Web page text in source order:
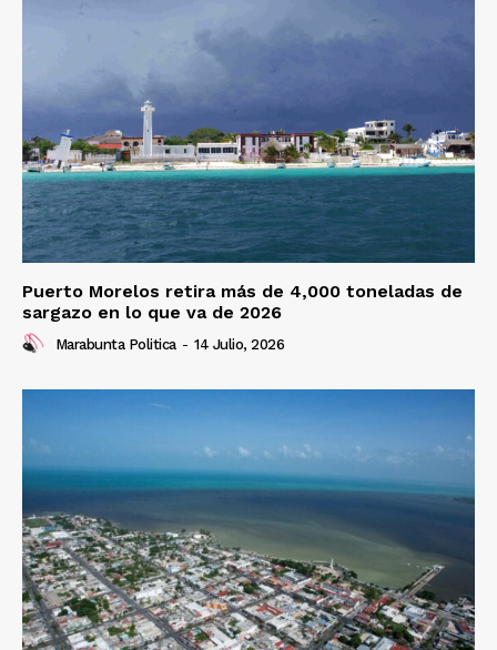
Puerto Morelos retira más de 4,000 toneladas de
sargazo en lo que va de 2026
Marabunta Politica - 14 Julio, 2026